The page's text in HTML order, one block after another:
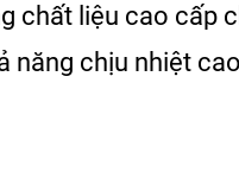
chất liệu cao cấp
năng chịu nhiệt